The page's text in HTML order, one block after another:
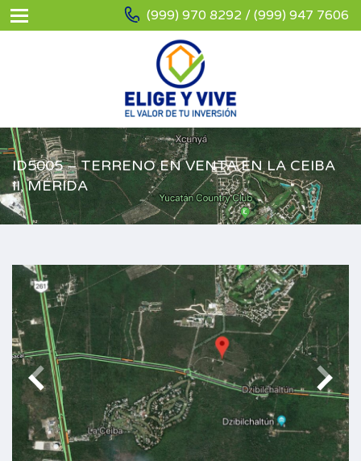
(999) 970 8292 / (999) 947 7606
ID5005 – TERRENO EN VENTA EN LA CEIBA
II, MÉRIDA